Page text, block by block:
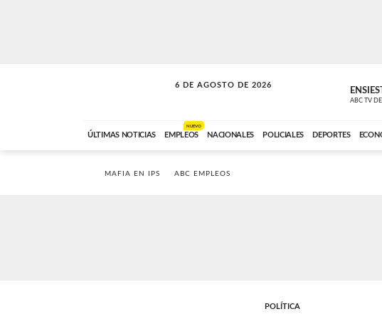
6 DE AGOSTO DE 2026
A DE LA TARDE
ABC TV DE
ÚLTIMAS NOTICIAS EMPLEOS
NUEVO
NACIONALES POLICIALES DEPORTES
MAFIA EN IPS ABC EMPLEOS
POLÍTICA